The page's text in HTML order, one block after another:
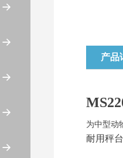
产品
为中型动
耐用秤